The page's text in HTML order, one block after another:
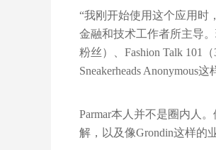
“我刚开始使用这个应用时
金融和技术工作者所主导
粉丝）、Fashion Talk 101
Sneakerheads Anonymous
Parmar本人并不是圈内人
解，以及像Grondin这样的